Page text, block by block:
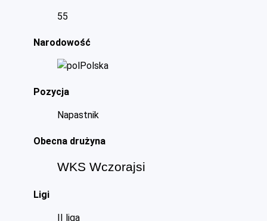
55
Narodowość
Polska
Pozycja
Napastnik
Obecna drużyna
WKS Wczorajsi
Ligi
II liga